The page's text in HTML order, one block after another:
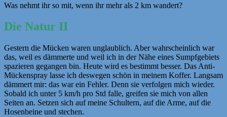
Was nehmt ihr so mit, wenn ihr mehr als 2 km wandert?
Die Natur II
Gestern die Mücken waren unglaublich. Aber wahrscheinlich war
das, weil es dämmerte und weil ich in der Nähe eines Sumpfgebiets
spazieren gegangen bin. Heute wird es bestimmt besser. Das Anti-
Mückenspray lasse ich deswegen schön in meinem Koffer. Langsam
dämmert mir: das war ein Fehler. Denn sie verfolgen mich wieder.
Sobald ich unter 5 km/h pro Std falle, greifen sie mich von allen
Seiten an. Setzen sich auf meine Schultern, auf die Arme, auf die
Hosenbeine und stechen.